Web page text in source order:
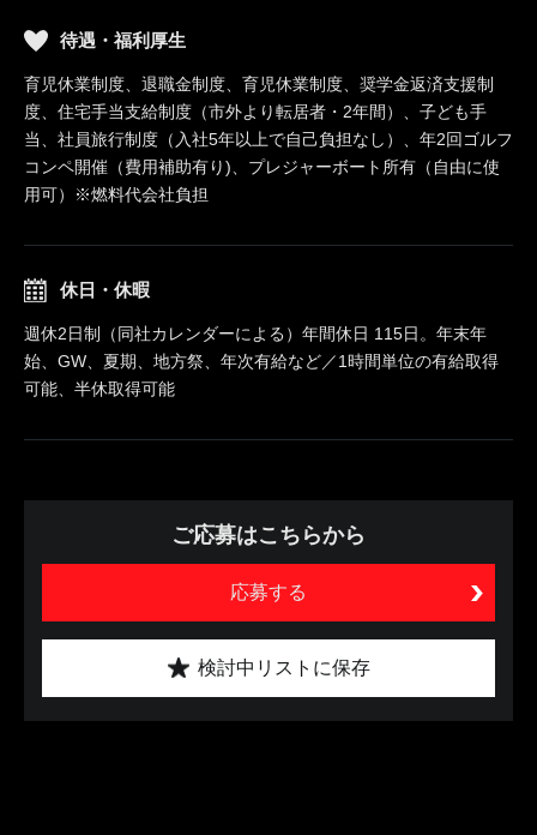
待遇・福利厚生
育児休業制度、退職金制度、育児休業制度、奨学金返済支援制
度、住宅手当支給制度（市外より転居者・2年間）、子ども手
当、社員旅行制度（入社5年以上で自己負担なし）、年2回ゴルフ
コンペ開催（費用補助有り)、プレジャーボート所有（自由に使
用可）※燃料代会社負担
休日・休暇
週休2日制（同社カレンダーによる）年間休日 115日。年末年
始、GW、夏期、地方祭、年次有給など／1時間単位の有給取得
可能、半休取得可能
ご応募はこちらから
応募する
検討中リストに保存